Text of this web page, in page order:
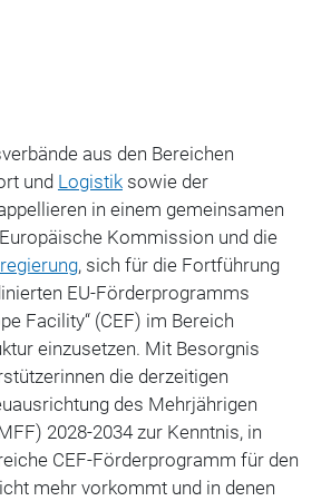
aus den Bereichen
und Logistiksowie der
in einem gemeinsamen
Kommission und die
, sich für die Fortführung
EU-Förderprogramms
Facility“ (CEF) im Bereich
einzusetzen. Mit Besorgnis
die derzeitigen
des Mehrjährigen
2028-2034 zur Kenntnis, in
CEF-Förderprogramm für den
mehr vorkommt und in denen